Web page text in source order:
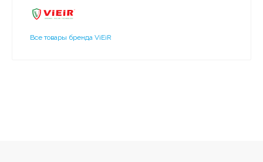
Все товары бренда ViEiR